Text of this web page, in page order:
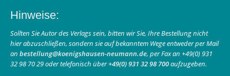
opens
in
new
window
opens
in
new
window
page
opens
in
new
window
Hinweise:
Sollten Sie Autor des Verlags sein, bitten wir Sie, Ihre Bestellung nicht
hier abzuschließen, sondern sie auf bekanntem Wege entweder per Mail
an bestellung@koenigshausen-neumann.de, per Fax an +49(0) 931
32 98 70 29 oder telefonisch über+49(0) 931 32 98 700aufzugeben.